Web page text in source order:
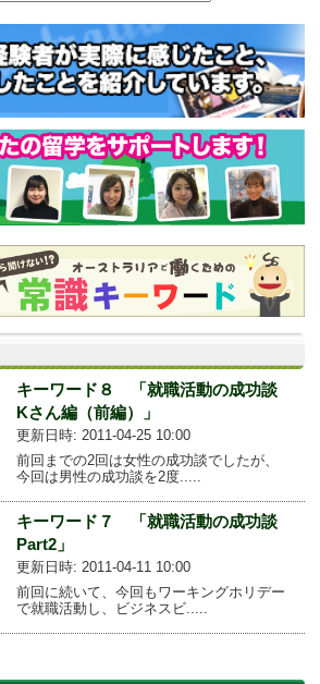
キーワード８ 「就職活動の成功談
Kさん編（前編）」
更新日時: 2011-04-25 10:00
前回までの2回は女性の成功談でしたが、
今回は男性の成功談を2度.....
キーワード７ 「就職活動の成功談
Part2」
更新日時: 2011-04-11 10:00
前回に続いて、今回もワーキングホリデー
で就職活動し、ビジネスビ.....